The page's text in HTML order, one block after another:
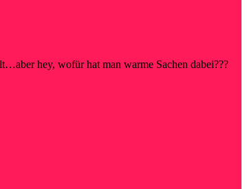
hey, wofür hat man warme Sachen dabei???